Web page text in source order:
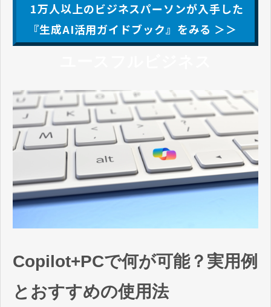
ご利用料金
パートナー代理店
1万人以上のビジネスパーソンが入手した
『生成AI活用ガイドブック』をみる ＞＞
Copilot+PCで何が可能？実用例
とおすすめの使用法